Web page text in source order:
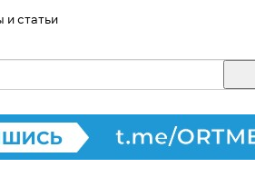
статьи